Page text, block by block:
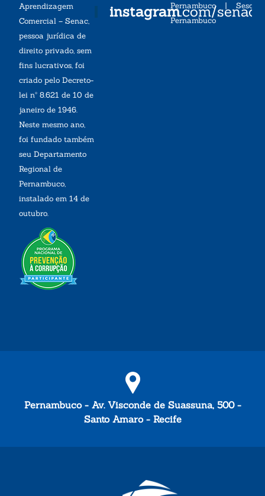
Aprendizagem
Comercial – Senac,
pessoa jurídica de
direito privado, sem
fins lucrativos, foi
criado pelo Decreto-
lei nº 8.621 de 10 de
janeiro de 1946.
Neste mesmo ano,
foi fundado também
seu Departamento
Regional de
Pernambuco,
instalado em 14 de
outubro.
instagram.com/
Pernambuco| Sesc
Pernambuco
Pernambuco - Av. Visconde de Suassuna, 500 -
Santo Amaro - Recife